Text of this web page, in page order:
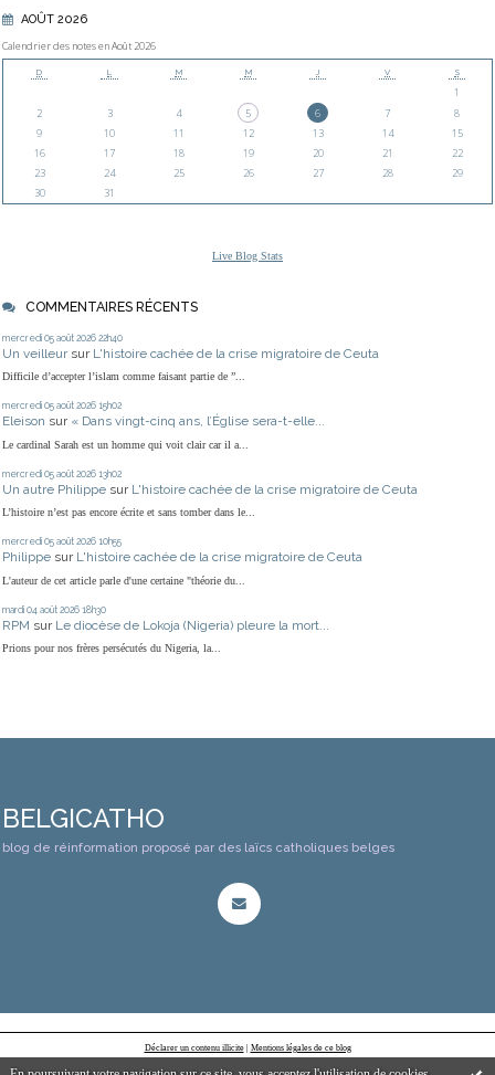
AOÛT 2026
Calendrier des notes en Août 2026
D L M M J V S
1
2
3 4 5 6 7
8
9
10 11 12 13 14
15
16
17 18 19 20 21
22
23
24 25 26 27 28
29
30
31
Live Blog Stats
COMMENTAIRES RÉCENTS
mercredi 05 août 2026 22h40
Un veilleur sur L'histoire cachée de la crise migratoire de Ceuta
Difficile d’accepter l’islam comme faisant partie de ”...
mercredi 05 août 2026 15h02
Eleison sur « Dans vingt-cinq ans, l’Église sera-t-elle...
Le cardinal Sarah est un homme qui voit clair car il a...
mercredi 05 août 2026 13h02
Un autre Philippe sur L'histoire cachée de la crise migratoire de Ceuta
L’histoire n’est pas encore écrite et sans tomber dans le...
mercredi 05 août 2026 10h55
Philippe sur L'histoire cachée de la crise migratoire de Ceuta
L'auteur de cet article parle d'une certaine "théorie du...
mardi 04 août 2026 18h30
RPM sur Le diocèse de Lokoja (Nigeria) pleure la mort...
Prions pour nos frères persécutés du Nigeria, la...
BELGICATHO
blog de réinformation proposé par des laïcs catholiques belges
Déclarer un contenu illicite| Mentions légales de ce blog